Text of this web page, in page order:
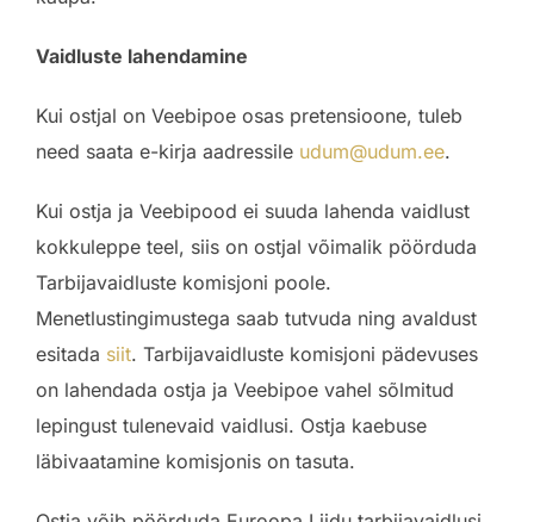
Vaidluste lahendamine
Kui ostjal on Veebipoe osas pretensioone, tuleb
need saata e-kirja aadressile udum@udum.ee.
Kui ostja ja Veebipood ei suuda lahenda vaidlust
kokkuleppe teel, siis on ostjal võimalik pöörduda
Tarbijavaidluste komisjoni poole.
Menetlustingimustega saab tutvuda ning avaldust
esitada siit. Tarbijavaidluste komisjoni pädevuses
on lahendada ostja ja Veebipoe vahel sõlmitud
lepingust tulenevaid vaidlusi. Ostja kaebuse
läbivaatamine komisjonis on tasuta.